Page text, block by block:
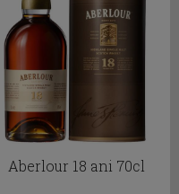
Aberlour 18 ani 70cl